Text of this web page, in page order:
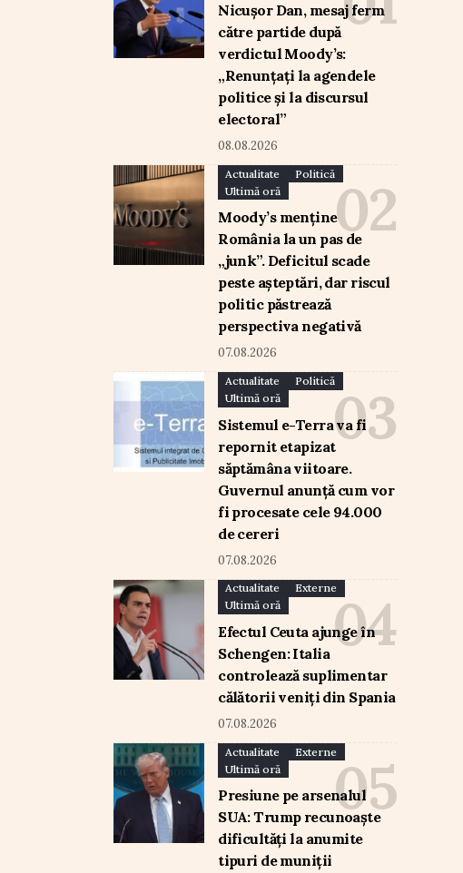
Nicușor Dan, mesaj ferm
către partide după
verdictul Moody’s:
„Renunțați la agendele
politice și la discursul
electoral”
08.08.2026
Actualitate
Politică
Ultimă oră
Moody’s menține
România la un pas de
„junk”. Deficitul scade
peste așteptări, dar riscul
politic păstrează
perspectiva negativă
07.08.2026
Actualitate
Politică
Ultimă oră
Sistemul e-Terra va fi
repornit etapizat
săptămâna viitoare.
Guvernul anunță cum vor
fi procesate cele 94.000
de cereri
07.08.2026
Actualitate
Externe
Ultimă oră
Efectul Ceuta ajunge în
Schengen: Italia
controlează suplimentar
călătorii veniți din Spania
07.08.2026
Actualitate
Externe
Ultimă oră
Presiune pe arsenalul
SUA: Trump recunoaște
dificultăți la anumite
tipuri de muniții